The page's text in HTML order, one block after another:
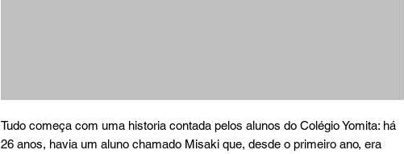
Tudo começa com uma historia contada pelos alunos do Colégio Yomita: há
26 anos, havia um aluno chamado Misaki que, desde o primeiro ano, era